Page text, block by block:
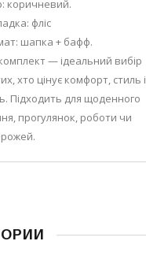
коричневий.
фліс
шапка + бафф.
— ідеальний вибір
хто цінує комфорт, стиль і
Підходить для щоденного
прогулянок, роботи чи